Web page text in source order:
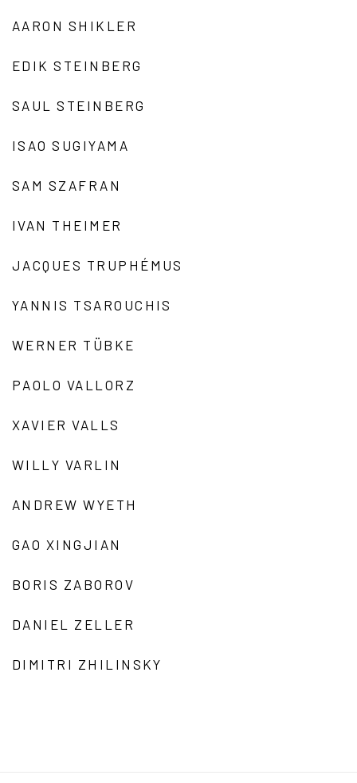
AARON SHIKLER
EDIK STEINBERG
SAUL STEINBERG
ISAO SUGIYAMA
SAM SZAFRAN
IVAN THEIMER
JACQUES TRUPHÉMUS
YANNIS TSAROUCHIS
WERNER TÜBKE
PAOLO VALLORZ
XAVIER VALLS
WILLY VARLIN
ANDREW WYETH
GAO XINGJIAN
BORIS ZABOROV
DANIEL ZELLER
DIMITRI ZHILINSKY